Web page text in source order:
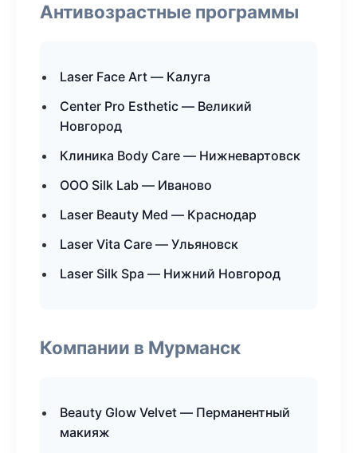
Антивозрастные программы
Laser Face Art — Калуга
Center Pro Esthetic — Великий
Новгород
Клиника Body Care — Нижневартовск
ООО Silk Lab — Иваново
Laser Beauty Med — Краснодар
Laser Vita Care — Ульяновск
Laser Silk Spa — Нижний Новгород
Компании в Мурманск
Beauty Glow Velvet — Перманентный
макияж